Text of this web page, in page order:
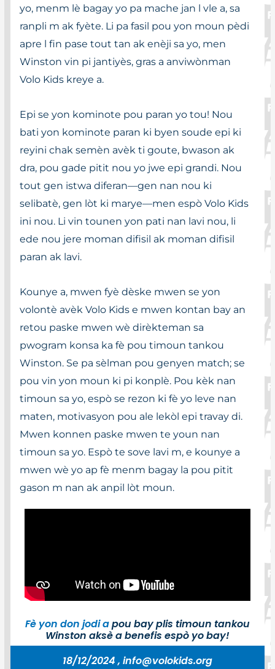
yo, menm lè bagay yo pa mache jan l vle a, sa
ranpli m ak fyète. Li pa fasil pou yon moun pèdi
apre l fin pase tout tan ak enèji sa yo, men
Winston vin pi jantiyès, gras a anviwònman
Volo Kids kreye a.
Epi se yon kominote pou paran yo tou! Nou
bati yon kominote paran ki byen soude epi ki
reyini chak semèn avèk ti goute, bwason ak
dra, pou gade pitit nou yo jwe epi grandi. Nou
tout gen istwa diferan—gen nan nou ki
selibatè, gen lòt ki marye—men espò Volo Kids
ini nou. Li vin tounen yon pati nan lavi nou, li
ede nou jere moman difisil ak moman difisil
paran ak lavi.
Kounye a, mwen fyè dèske mwen se yon
volontè avèk Volo Kids e mwen kontan bay an
retou paske mwen wè dirèkteman sa
pwogram konsa ka fè pou timoun tankou
Winston. Se pa sèlman pou genyen match; se
pou vin yon moun ki pi konplè. Pou kèk nan
timoun sa yo, espò se rezon ki fè yo leve nan
maten, motivasyon pou ale lekòl epi travay di.
Mwen konnen paske mwen te youn nan
timoun sa yo. Espò te sove lavi m, e kounye a
mwen wè yo ap fè menm bagay la pou pitit
gason m nan ak anpil lòt moun.
Fè yon don jodi apou bay plis timoun tankou
Winston aksè a benefis espò yo bay!
18/12/2024 , info@volokids.org